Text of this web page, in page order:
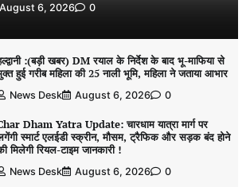
August 6, 2026 0
:(बड़ी खबर) DM रयाल के निर्देश के बाद भू-माफिया से
हुई गरीब महिला की 25 नाली भूमि, महिला ने जताया आभार
News Desk August 6, 2026 0
Dham Yatra Update: चारधाम यात्रा मार्ग पर
स्मार्ट एलईडी स्क्रीन, मौसम, ट्रैफिक और सड़क बंद होने
मिलेगी रियल-टाइम जानकारी !
News Desk August 6, 2026 0